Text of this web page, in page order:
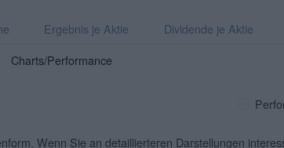
Ergebnis je Aktie Dividende je Aktie
Charts/Performance
Wenn Sie an detaillierteren Darstellungen